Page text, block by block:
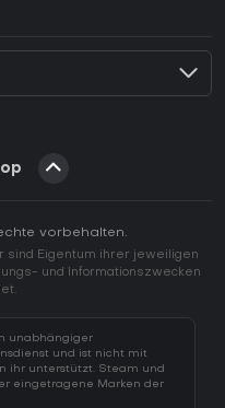
vorbehalten.
sind Eigentum ihrer jeweiligen
und Informationszwecken
unabhängiger
und ist nicht mit
ihr unterstützt. Steam und
eingetragene Marken der